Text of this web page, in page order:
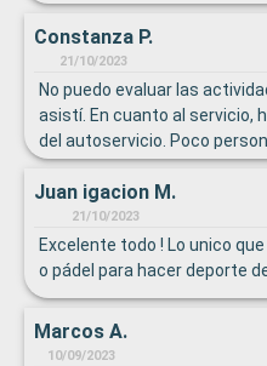
gusto.
Constanza P.
21/10/2023
No puedo evaluar las
asistí. En cuanto al servicio,
del autoservicio. Poco
especialmente a las horas
menos sala de juegos y
Recuerden que un
es de 3 y 4 edad.
Juan igacion M.
21/10/2023
Excelente todo ! Lo unico
o pádel para hacer deporte
Marcos A.
10/09/2023